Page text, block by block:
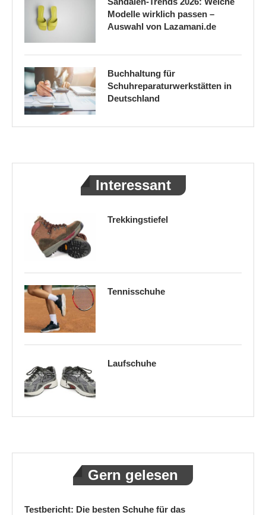
Modelle wirklich passen –
Auswahl von Lazamani.de
Buchhaltung für
Schuhreparaturwerkstätten in
Deutschland
Interessant
Trekkingstiefel
Tennisschuhe
Laufschuhe
Gern gelesen
Testbericht: Die besten Schuhe für das